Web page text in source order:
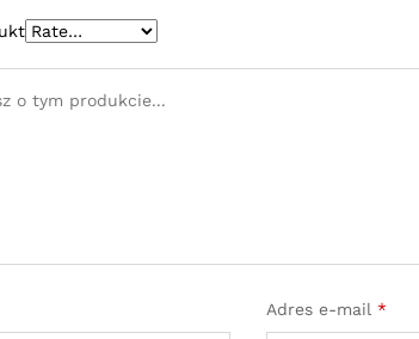
Adres e-mail *